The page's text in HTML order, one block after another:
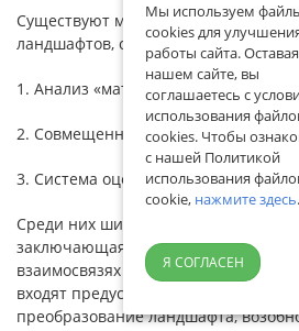
Существуют методы оценки
ландшафтов, однако они
1. Анализ «матрицы Леопольда».
2. Совмещенный анализ карт.
3. Система оценки окружающей
Среди них широко используется
заключающаяся в анализе
взаимосвязях «причина –
входят предусмотренные проектом
преобразование ландшафта,
Мы используем
cookies для
работы сайта.
нашем сайте, вы
соглашаетесь с
использования
cookies. Чтобы
с нашей Политикой
использования
cookie, нажмите здесь.
Я СОГЛАСЕН